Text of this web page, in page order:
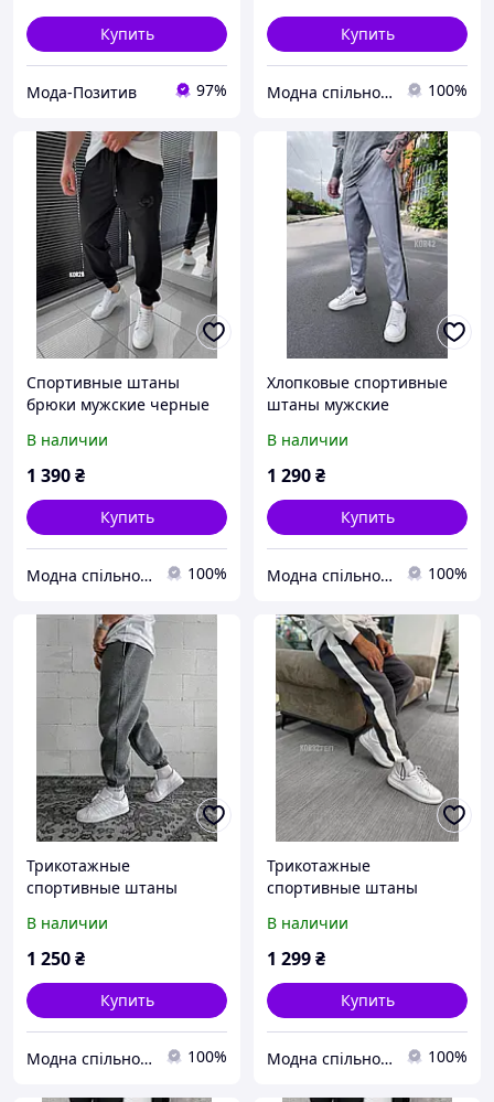
Купить
Мода-Позитив 97%
Купить
Модна спільнота 100%
Спортивные штаны
брюки мужские черные
спортивные штаны для
мужчин с манжетами
В наличии
1 390₴
Купить
Модна спільнота 100%
Хлопковые спортивные
штаны мужские
с лампасами светло-
серые лето весна осень
В наличии
1 290₴
Купить
Модна спільнота 100%
Трикотажные
спортивные штаны
с манжетами Серые
спортивки для мужчин
В наличии
1 250₴
Купить
Модна спільнота 100%
Трикотажные
спортивные штаны
с манжетами Серые
спортивки для мужчин
В наличии
1 299₴
Купить
Модна спільнота 100%